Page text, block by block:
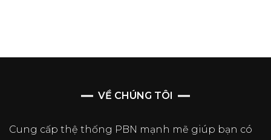
VỀ CHÚNG TÔI
Cung cấp thệ thống PBN mạnh mẽ giúp bạn có